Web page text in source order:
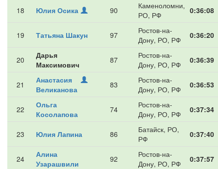
18 Юлия Осика 90
Каменоломни,
РО, РФ
0:36:08
19 Татьяна Шакун 97
Ростов-на-
Дону, РО, РФ
0:36:20
20
Дарья
Максимович
87
Ростов-на-
Дону, РО, РФ
0:36:39
21
Анастасия
Великанова
83
Ростов-на-
Дону, РО, РФ
0:36:53
22
Ольга
Косолапова
74
Ростов-на-
Дону, РО, РФ
0:37:34
23 Юлия Лапина 86
Батайск, РО,
РФ
0:37:40
24
Алина
Узарашвили
92
Ростов-на-
Дону, РО, РФ
0:37:57